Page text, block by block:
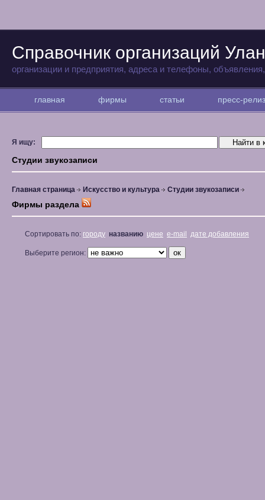
Справочник организаций
организации и предприятия, адреса и телефоны,
главная фирмы статьи пресс-
Я ищу:
Студии звукозаписи
Главная страница Искусство и культура Студии звукозаписи
Фирмы раздела
Сортировать по: городу названию цене e-mail дате добавления
Выберите регион: